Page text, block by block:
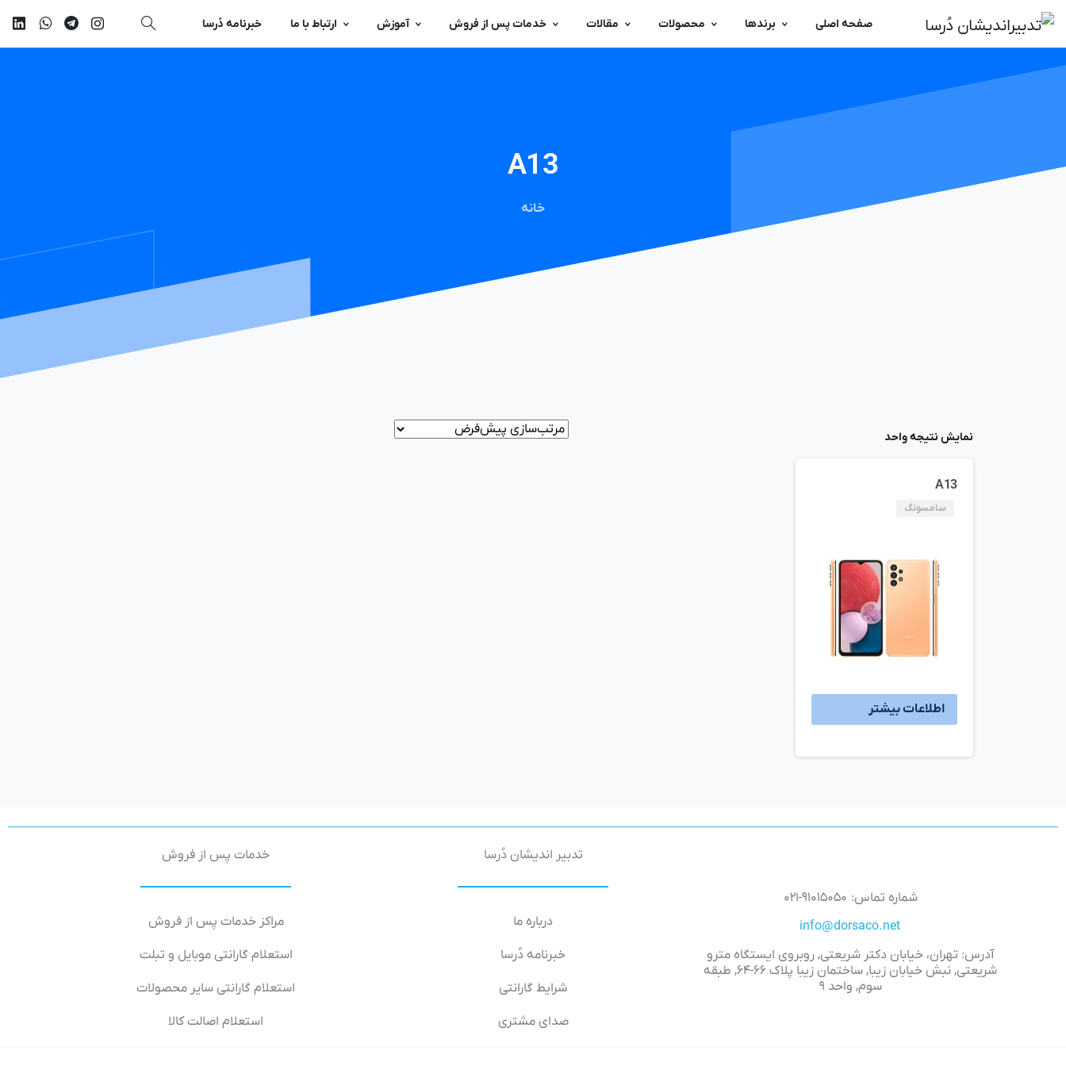
صفحه اصلی برندها محصولات مقالات خدمات پس از فروش آموزش ارتباط با ما خبرنامه دُرسا
A13
خانه
نمایش نتیجه واحد
A13
سامسونگ
اطلاعات بیشتر
شماره تماس: ۹۱۰۱۵۰۵۰-۰۲۱
آدرس: تهران، خیابان دکتر شریعتی, روبروی ایستگاه مترو
شریعتی, نبش خیابان زیبا, ساختمان زیبا پلاک ۶۶-۶۴, طبقه
سوم, واحد ۹
تدبیر اندیشان دُرسا
درباره ما
خبرنامه دُرسا
شرایط گارانتی
صدای مشتری
خدمات پس از فروش
مراکز خدمات پس از فروش
استعلام گارانتی موبایل و تبلت
استعلام گارانتی سایر محصولات
استعلام اصالت کالا